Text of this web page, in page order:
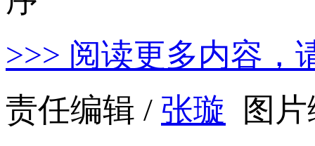
>>> 阅读更多内容，
责任编辑 / 张璇 图